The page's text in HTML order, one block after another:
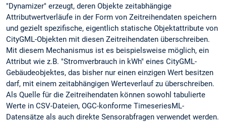
"Dynamizer" erzeugt, deren Objekte zeitabhängige
Attributwertverläufe in der Form von Zeitreihendaten speichern
und gezielt spezifische, eigentlich statische Objektattribute von
CityGML-Objekten mit diesen Zeitreihendaten überschreiben.
Mit diesem Mechanismus ist es beispielsweise möglich, ein
Attribut wie z.B. "Stromverbrauch in kWh" eines CityGML-
Gebäudeobjektes, das bisher nur einen einzigen Wert besitzen
darf, mit einem zeitabhängigen Werteverlauf zu überschreiben.
Als Quelle für die Zeitreihendaten können sowohl tabulierte
Werte in CSV-Dateien, OGC-konforme TimeseriesML-
Datensätze als auch direkte Sensorabfragen verwendet werden.